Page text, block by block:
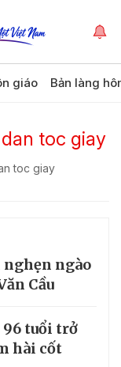
giáo Bản làng
toc giay
toc giay
nghẹn ngào
Cầu
96 tuổi trở
hài cốt